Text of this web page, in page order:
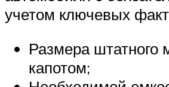
учетом ключевых
Размера штатного
капотом;